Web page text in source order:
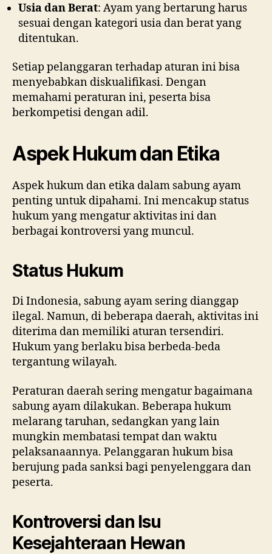
Usia dan Berat: Ayam yang bertarung harus
sesuai dengan kategori usia dan berat yang
ditentukan.
Setiap pelanggaran terhadap aturan ini bisa
menyebabkan diskualifikasi. Dengan
memahami peraturan ini, peserta bisa
berkompetisi dengan adil.
Aspek Hukum dan Etika
Aspek hukum dan etika dalam sabung ayam
penting untuk dipahami. Ini mencakup status
hukum yang mengatur aktivitas ini dan
berbagai kontroversi yang muncul.
Status Hukum
Di Indonesia, sabung ayam sering dianggap
ilegal. Namun, di beberapa daerah, aktivitas ini
diterima dan memiliki aturan tersendiri.
Hukum yang berlaku bisa berbeda-beda
tergantung wilayah.
Peraturan daerah sering mengatur bagaimana
sabung ayam dilakukan. Beberapa hukum
melarang taruhan, sedangkan yang lain
mungkin membatasi tempat dan waktu
pelaksanaannya. Pelanggaran hukum bisa
berujung pada sanksi bagi penyelenggara dan
peserta.
Kontroversi dan Isu
Kesejahteraan Hewan